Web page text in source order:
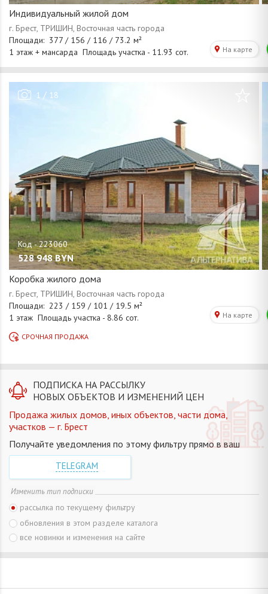
Индивидуальный жилой дом
1 / 18
528 948 BYN
Коробка жилого дома
ПОДПИСКА НА РАССЫЛКУ
НОВЫХ ОБЪЕКТОВ И ИЗМЕНЕНИЙ ЦЕН
Продажа жилых домов, иных объектов, части дома,
участков — г. Брест
Получайте уведомления по этому фильтру прямо в ваш
TELEGRAM
Изменить тип подписки
рассылка по текущему фильтру
обновления в этом разделе каталога
все новинки и изменения на сайте